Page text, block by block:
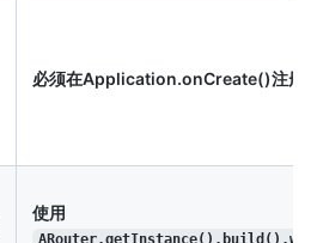
必须在Application.onCreate()注册
使用